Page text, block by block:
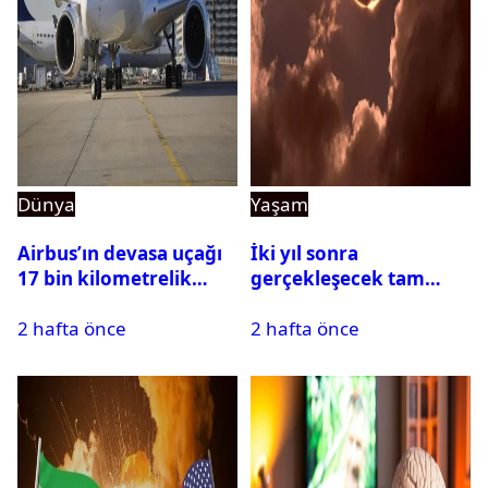
Dünya
Airbus’ın devasa uçağı
17 bin kilometrelik
tamamladı
2 hafta önce
Yaşam
İki yıl sonra
gerçekleşecek tam
oteller şimdiden doldu
2 hafta önce